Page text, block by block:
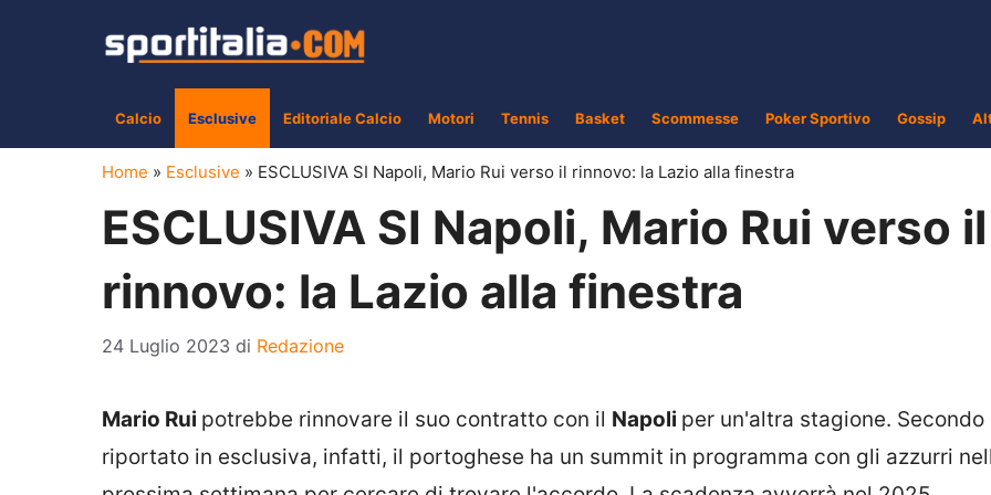
Calcio Esclusive Editoriale Calcio Motori Tennis Basket Scommesse Poker Sportivo Gossip
Home » Esclusive » ESCLUSIVA SI Napoli, Mario Rui verso il rinnovo: la Lazio alla finestra
ESCLUSIVA SI Napoli, Mario Rui verso il
rinnovo: la Lazio alla finestra
24 Luglio 2023 di Redazione
Mario Rui potrebbe rinnovare il suo contratto con il Napoli per un'altra stagione. Secondo
riportato in esclusiva, infatti, il portoghese ha un summit in programma con gli azzurri